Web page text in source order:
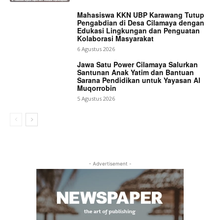
Mahasiswa KKN UBP Karawang Tutup
Pengabdian di Desa Cilamaya dengan
Edukasi Lingkungan dan Penguatan
Kolaborasi Masyarakat
6 Agustus 2026
Jawa Satu Power Cilamaya Salurkan
Santunan Anak Yatim dan Bantuan
Sarana Pendidikan untuk Yayasan Al
Muqorrobin
5 Agustus 2026
- Advertisement -